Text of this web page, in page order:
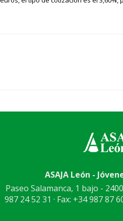
ASAJA León -
Paseo Salamanca, 1 bajo -
987 24 52 31 · Fax: +34 987 87